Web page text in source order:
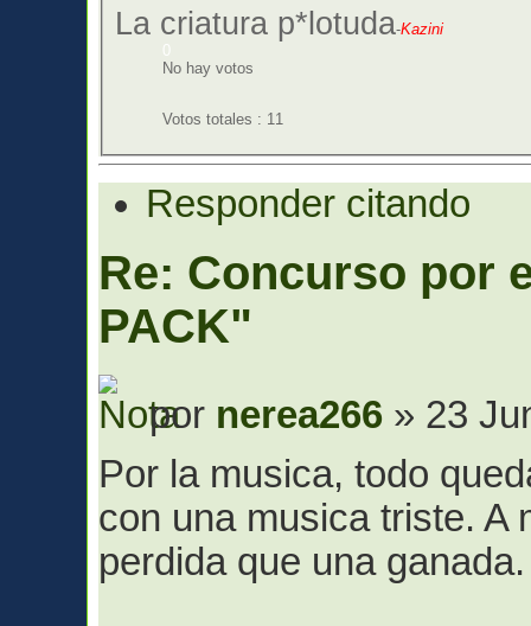
La criatura p*lotuda-Kazini
0
No hay votos
Votos totales : 11
Responder citando
Re: Concurso por
PACK"
por nerea266 » 23
Por la musica, todo
con una musica triste. A
perdida que una ganada.